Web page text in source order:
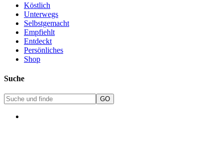
Köstlich
Unterwegs
Selbstgemacht
Empfiehlt
Entdeckt
Persönliches
Shop
Suche